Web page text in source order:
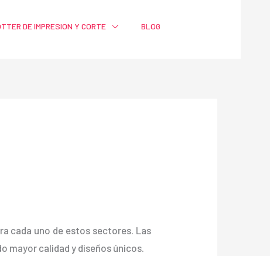
DE IMPRESION Y CORTE
BLOG
cada uno de estos sectores. Las
mayor calidad y diseños únicos.